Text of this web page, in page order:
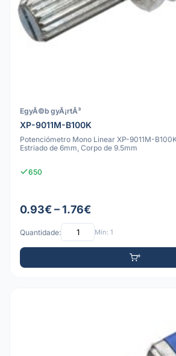
EgyÃ©b gyÃ¡rtÃ³
XP-9011M-B100K
Potenciómetro Mono Linear XP-9011M-
Estriado de 6mm, Corpo de 9.5mm
650
0.93€ – 1.76€
Quantidade: Mín: 1